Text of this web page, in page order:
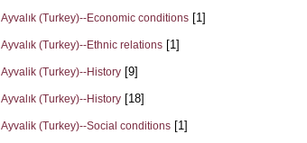
Ayvalık (Turkey)--Economic conditions [1]
Ayvalık (Turkey)--Ethnic relations [1]
Ayvalik (Turkey)--History [9]
Ayvalık (Turkey)--History [18]
Ayvalik (Turkey)--Social conditions [1]